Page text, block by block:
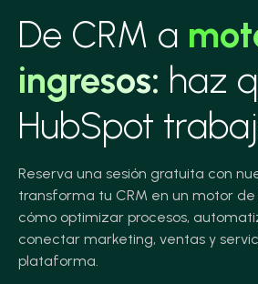
De CRM a
ingresos: haz
HubSpot
Reserva una sesión gratuita con
transforma tu CRM en un motor de
cómo optimizar procesos,
conectar marketing, ventas y
plataforma.